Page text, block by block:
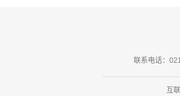
联系电话：
互